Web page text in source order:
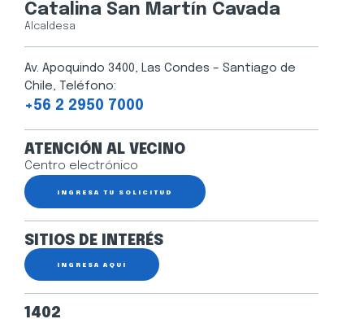
Catalina San Martín Cavada
Alcaldesa
Av. Apoquindo 3400, Las Condes – Santiago de
Chile, Teléfono:
+56 2 2950 7000
ATENCIÓN AL VECINO
Centro electrónico
INGRESA TU SOLICITUD
SITIOS DE INTERÉS
INGRESA AQUÍ
1402